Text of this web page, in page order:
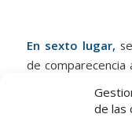
de las
En sexto lugar,
de
separadas. La